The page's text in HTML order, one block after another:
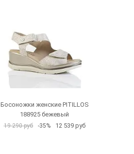
Босоножки женские PITILLOS
188925 бежевый
19 290 руб -35% 12 539 руб